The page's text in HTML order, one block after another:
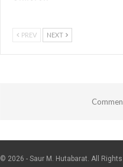
PREV NEXT
© 2026 - Saur M. Hutabarat. All